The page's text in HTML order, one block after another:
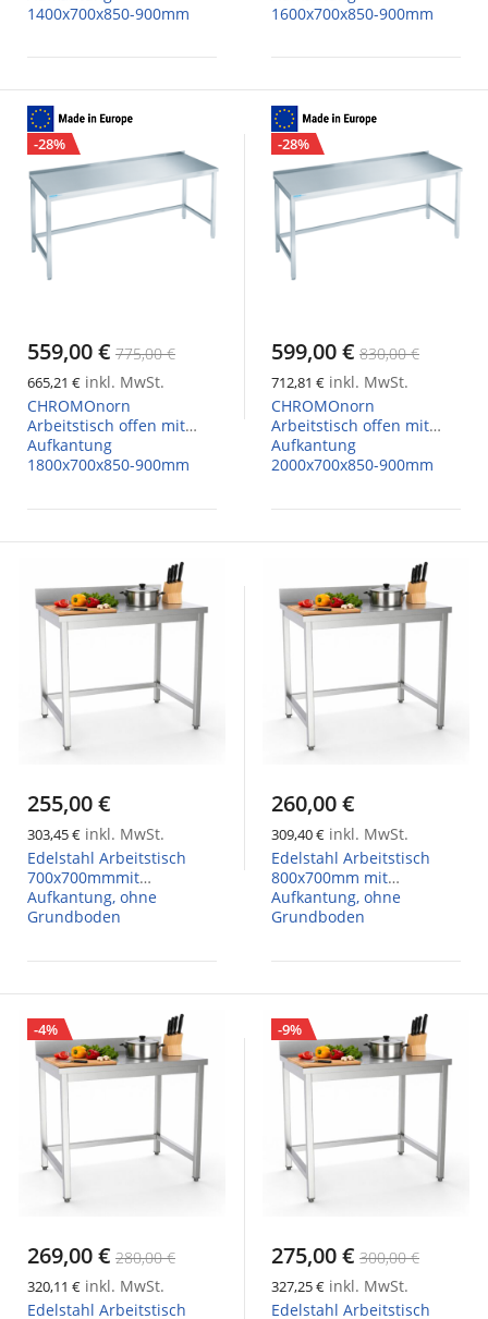
1400x700x850-900mm
1600x700x850-900mm
-28%
559,00 € 775,00 €
665,21 € inkl. MwSt.
CHROMOnorn
Arbeitstisch offen mit
Aufkantung
1800x700x850-900mm
-28%
599,00 € 830,00 €
712,81 € inkl. MwSt.
CHROMOnorn
Arbeitstisch offen mit
Aufkantung
2000x700x850-900mm
255,00 €
303,45 € inkl. MwSt.
Edelstahl Arbeitstisch
700x700mmmit
Aufkantung, ohne
Grundboden
260,00 €
309,40 € inkl. MwSt.
Edelstahl Arbeitstisch
800x700mm mit
Aufkantung, ohne
Grundboden
-4%
269,00 € 280,00 €
320,11 € inkl. MwSt.
Edelstahl Arbeitstisch
-9%
275,00 € 300,00 €
327,25 € inkl. MwSt.
Edelstahl Arbeitstisch